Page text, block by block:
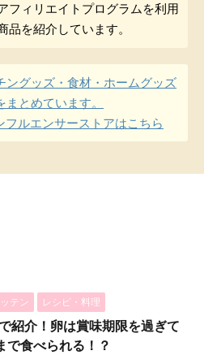
フィリエイトプログラムを利用
品を紹介しています。
ングッズ・食材・ホームグッズ
まとめています。
ルエンサーストアはこちら
テン レシピ・料理
紹介！卵は賞味期限を過ぎて
で食べられる！？